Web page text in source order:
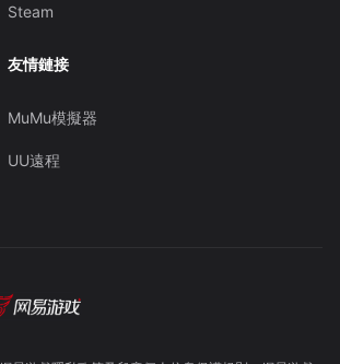
Steam
友情鏈接
MuMu模擬器
UU遠程